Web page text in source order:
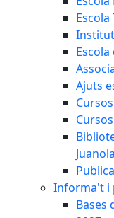
Escola
Ajuts
Juanola
Informa't i
Bases